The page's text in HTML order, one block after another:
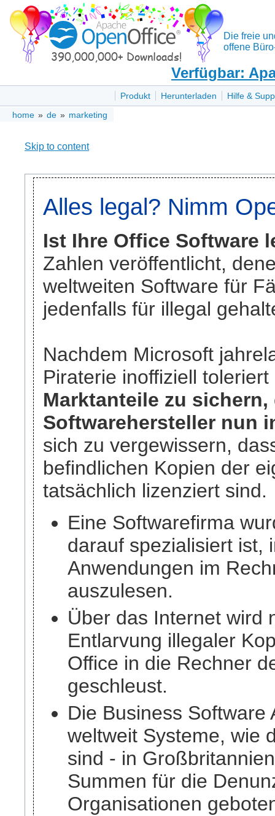
Die freie
offene
Verfügbar:
Produkt Herunterladen
Hilfe &
home » de » marketing
Skip to content
Alles legal? Nimm
Ist Ihre Office Software
Zahlen veröffentlicht,
weltweiten Software für
jedenfalls für illegal
Nachdem Microsoft
Piraterie inoffiziell
Marktanteile zu sichern,
Softwarehersteller nun
sich zu vergewissern,
befindlichen Kopien der
tatsächlich lizenziert sind.
Eine Softwarefirma
darauf spezialisiert ist,
Anwendungen im
auszulesen.
Über das Internet wird
Entlarvung illegaler
Office in die Rechner
geschleust.
Die Business Software
weltweit Systeme, wie
sind - in
Summen für die
Organisationen